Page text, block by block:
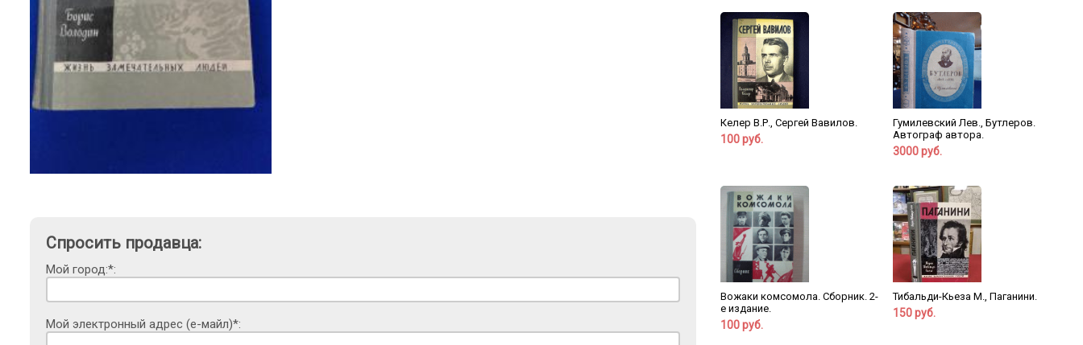
Спросить продавца:
Мой город:*:
Мой электронный адрес (е-майл)*:
Келер В.Р., Сергей Вавилов.
100 руб.
Гумилевский Лев., Бутлеров.
Автограф автора.
3000 руб.
Вожаки комсомола. Сборник. 2-
е издание.
100 руб.
Тибальди-Кьеза М., Паганини.
150 руб.